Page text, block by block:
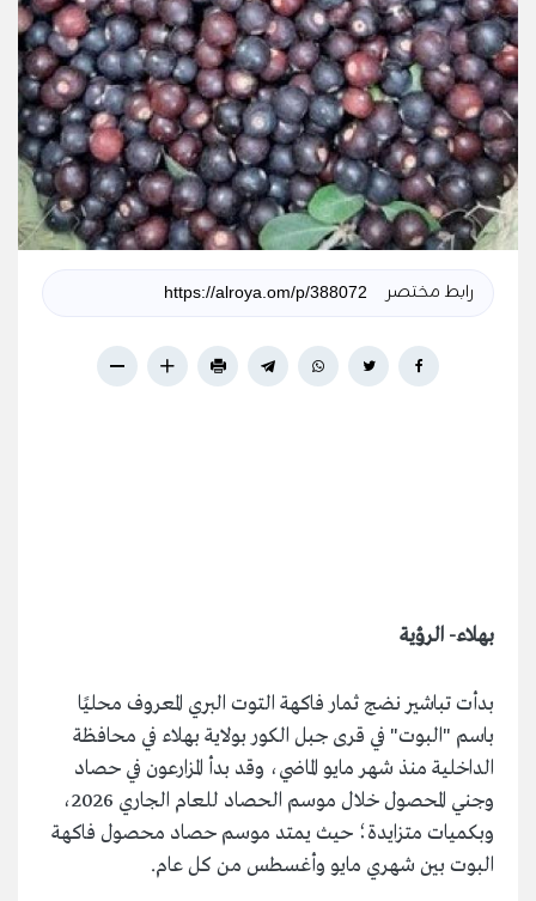
رابط مختصر
بهلاء- الرؤية
بدأت تباشير نضج ثمار فاكهة التوت البري المعروف محليًا
باسم "البوت" في قرى جبل الكور بولاية بهلاء في محافظة
الداخلية منذ شهر مايو الماضي، وقد بدأ المزارعون في حصاد
وجني المحصول خلال موسم الحصاد للعام الجاري 2026،
وبكميات متزايدة؛ حيث يمتد موسم حصاد محصول فاكهة
البوت بين شهري مايو وأغسطس من كل عام.